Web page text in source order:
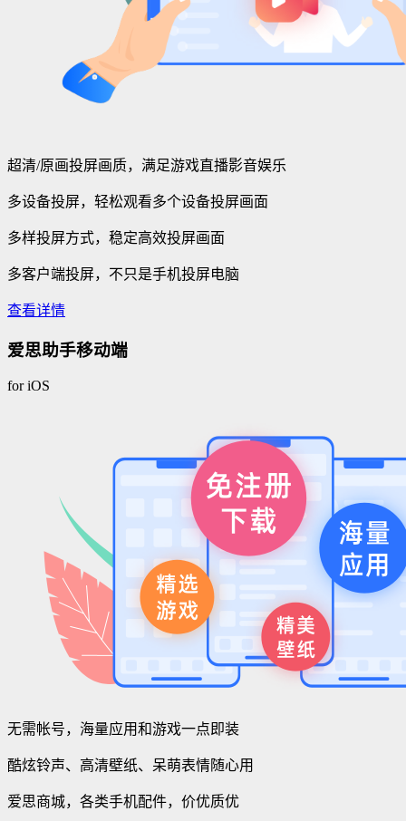
超清/原画投屏画质，满足游戏直播影音娱乐
多设备投屏，轻松观看多个设备投屏画面
多样投屏方式，稳定高效投屏画面
多客户端投屏，不只是手机投屏电脑
查看详情
爱思助手移动端
for iOS
无需帐号，海量应用和游戏一点即装
酷炫铃声、高清壁纸、呆萌表情随心用
爱思商城，各类手机配件，价优质优